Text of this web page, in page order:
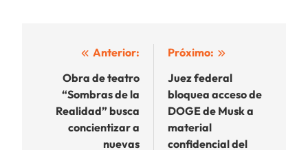
Navegación
entradas
Anterior:
Obra de teatro
“Sombras de la
Realidad” busca
concientizar a
nuevas
Próximo:
Juez federal
bloquea acceso de
DOGE de Musk a
material
confidencial del